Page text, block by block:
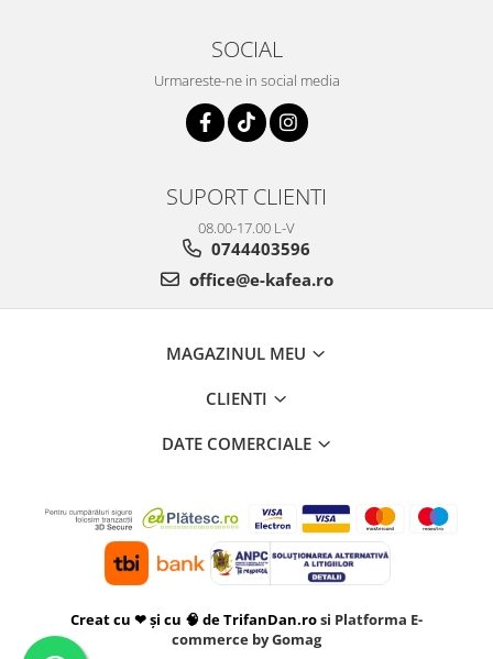
SOCIAL
Urmareste-ne in social media
SUPORT CLIENTI
08.00-17.00 L-V
0744403596
office@e-kafea.ro
MAGAZINUL MEU
CLIENTI
DATE COMERCIALE
Creat cu ❤ și cu 🧠 de TrifanDan.rosi Platforma E-
commerce by Gomag